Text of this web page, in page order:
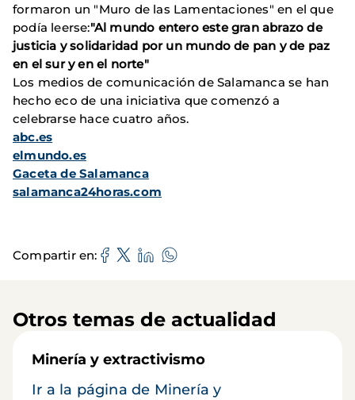
formaron un "Muro de las Lamentaciones" en el que
podía leerse:"Al mundo entero este gran abrazo de
justicia y solidaridad por un mundo de pan y de paz
en el sur y en el norte"
Los medios de comunicación de Salamanca se han
hecho eco de una iniciativa que comenzó a
celebrarse hace cuatro años.
abc.es
elmundo.es
Gaceta de Salamanca
salamanca24horas.com
Compartir en
Otros temas de actualidad
Minería y extractivismo
Ir a la página de Minería y